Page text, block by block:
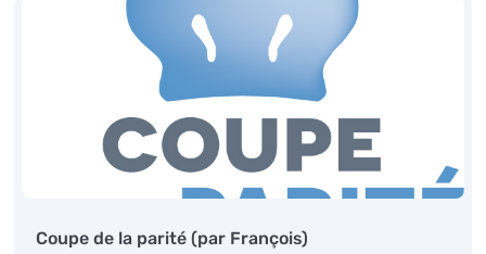
Coupe de la parité (par François)